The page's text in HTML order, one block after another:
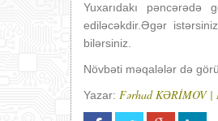
Yuxarıdakı
ediləcəkdir.Əgər
bilərsiniz.
Növbəti məqalələr də
Yazar: Fərhad KƏRİMOV |